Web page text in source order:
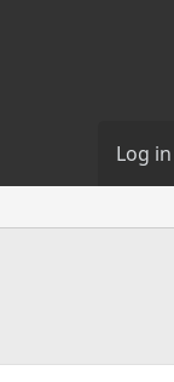
Log in